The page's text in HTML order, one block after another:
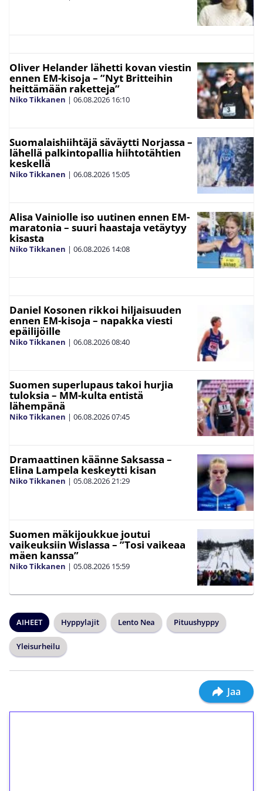
Oliver Helander lähetti kovan viestin
ennen EM-kisoja – ”Nyt Britteihin
heittämään raketteja”
Niko Tikkanen | 06.08.2026 16:10
Suomalaishiihtäjä säväytti Norjassa –
lähellä palkintopallia hiihtotähtien
keskellä
Niko Tikkanen | 06.08.2026 15:05
Alisa Vainiolle iso uutinen ennen EM-
maratonia – suuri haastaja vetäytyy
kisasta
Niko Tikkanen | 06.08.2026 14:08
Daniel Kosonen rikkoi hiljaisuuden
ennen EM-kisoja – napakka viesti
epäilijöille
Niko Tikkanen | 06.08.202608:40
Suomen superlupaus takoi hurjia
tuloksia – MM-kulta entistä
lähempänä
Niko Tikkanen | 06.08.202607:45
Dramaattinen käänne Saksassa –
Elina Lampela keskeytti kisan
Niko Tikkanen | 05.08.202621:29
Suomen mäkijoukkue joutui
vaikeuksiin Wislassa – ”Tosi vaikeaa
mäen kanssa”
Niko Tikkanen | 05.08.2026 15:59
AIHEET Hyppylajit Lento Nea Pituushyppy
Yleisurheilu
Jaa